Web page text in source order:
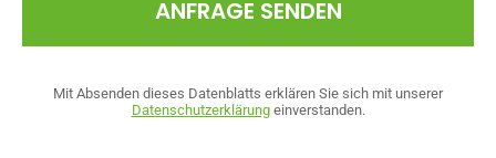
ANFRAGE SENDEN
Mit Absenden dieses Datenblatts erklären Sie sich mit unserer
Datenschutzerklärungeinverstanden.